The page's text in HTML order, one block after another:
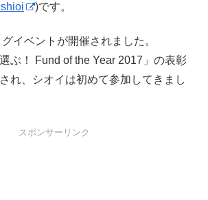
)です。
イベントが開催されました。
ぶ！ Fund of the Year 2017」の表彰
れ、シオイは初めて参加してきまし
スポンサーリンク